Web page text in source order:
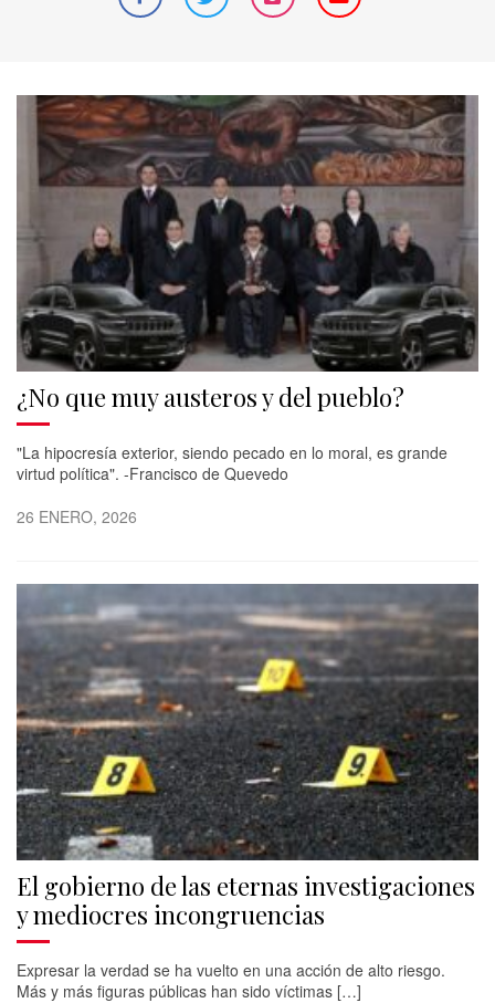
¿No que muy austeros y del pueblo?
"La hipocresía exterior, siendo pecado en lo moral, es grande
virtud política". -Francisco de Quevedo
26 ENERO, 2026
El gobierno de las eternas investigaciones
y mediocres incongruencias
Expresar la verdad se ha vuelto en una acción de alto riesgo.
Más y más figuras públicas han sido víctimas […]